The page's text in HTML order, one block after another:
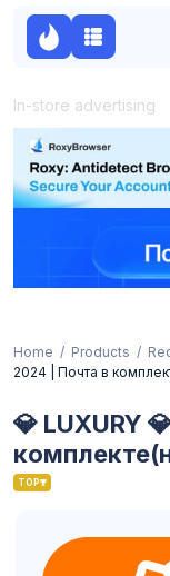
In-store advertising
Home Products
2024 | Почта в
💎 LUXURY
TOP